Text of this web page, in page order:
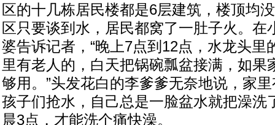
区的十几栋居民楼都是6层建筑，楼顶均
区只要谈到水，居民都窝了一肚子火。在
婆告诉记者，“晚上7点到12点，水龙头里
里有老人的，白天把锅碗瓢盆接满，如果
够用。”头发花白的李爹爹无奈地说，家
孩子们抢水，自己总是一脸盆水就把澡洗
晨3点，才能洗个痛快澡。